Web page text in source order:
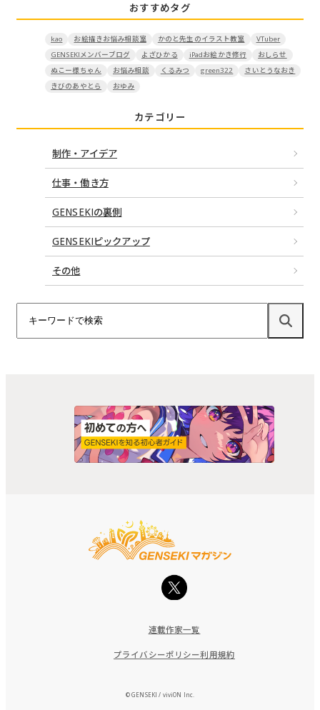
おすすめタグ
kao お絵描きお悩み相談室 かのと先生のイラスト教室
VTuber
GENSEKIメンバーブログ
よざひかる iPadお絵かき修行
おしらせ
ぬこー様ちゃん
お悩み相談 くるみつ green322
さいとうなおき
きびのあやとら
おゆみ
カテゴリー
制作・アイデア
仕事・働き方
GENSEKIの裏側
GENSEKIピックアップ
その他
連載作家一覧
プライバシーポリシー利用規約
© GENSEKI / viviON Inc.